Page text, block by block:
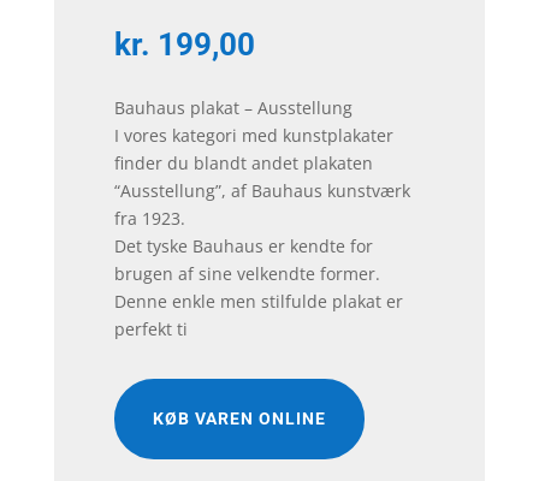
kr. 199,00
Bauhaus plakat – Ausstellung
I vores kategori med kunstplakater
finder du blandt andet plakaten
“Ausstellung”, af Bauhaus kunstværk
fra 1923.
Det tyske Bauhaus er kendte for
brugen af sine velkendte former.
Denne enkle men stilfulde plakat er
perfekt ti
KØB VAREN ONLINE